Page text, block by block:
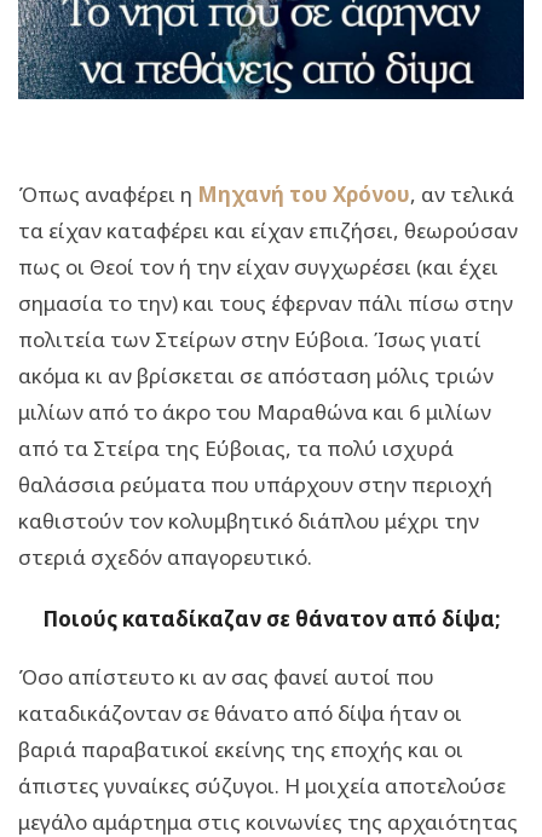
Όπως αναφέρει η Μηχανή του Χρόνου, αν τελικά
τα είχαν καταφέρει και είχαν επιζήσει, θεωρούσαν
πως οι Θεοί τον ή την είχαν συγχωρέσει (και έχει
σημασία το την) και τους έφερναν πάλι πίσω στην
πολιτεία των Στείρων στην Εύβοια. Ίσως γιατί
ακόμα κι αν βρίσκεται σε απόσταση μόλις τριών
μιλίων από το άκρο του Μαραθώνα και 6 μιλίων
από τα Στείρα της Εύβοιας, τα πολύ ισχυρά
θαλάσσια ρεύματα που υπάρχουν στην περιοχή
καθιστούν τον κολυμβητικό διάπλου μέχρι την
στεριά σχεδόν απαγορευτικό.
Ποιούς καταδίκαζαν σε θάνατον από δίψα;
Όσο απίστευτο κι αν σας φανεί αυτοί που
καταδικάζονταν σε θάνατο από δίψα ήταν οι
βαριά παραβατικοί εκείνης της εποχής και οι
άπιστες γυναίκες σύζυγοι. Η μοιχεία αποτελούσε
μεγάλο αμάρτημα στις κοινωνίες της αρχαιότητας